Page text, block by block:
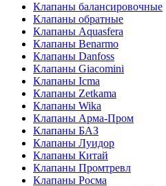
Клапаны балансировочные
Клапаны обратные
Клапаны Aquasfera
Клапаны Benarmo
Клапаны Danfoss
Клапаны Giacomini
Клапаны Icma
Клапаны Zetkama
Клапаны Wika
Клапаны Арма-Пром
Клапаны БАЗ
Клапаны Луидор
Клапаны Китай
Клапаны Промтревл
Клапаны Росма